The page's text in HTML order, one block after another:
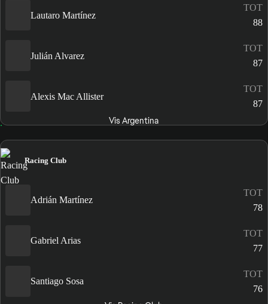
Lautaro Martínez
TOT
88
Julián Alvarez
TOT
87
Alexis Mac Allister
TOT
87
Vis Argentina
Racing Club
Adrián Martínez
TOT
78
Gabriel Arias
TOT
77
Santiago Sosa
TOT
76